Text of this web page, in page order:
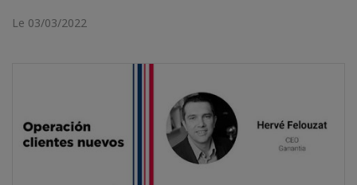
Le 03/03/2022